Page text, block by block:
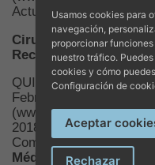
Actualidad
Cirujano especialista
Reconstructiva
QUIRÓNSALUD
Febrero 2017 -
2018PRÁCTICA
Como (Italia) | Octubre
Médico & Cirujano
Usamos cookies para
navegación,
proporcionar
nuestro tráfico.
cookies y cómo
Configuración de
Aceptar
Rechazar